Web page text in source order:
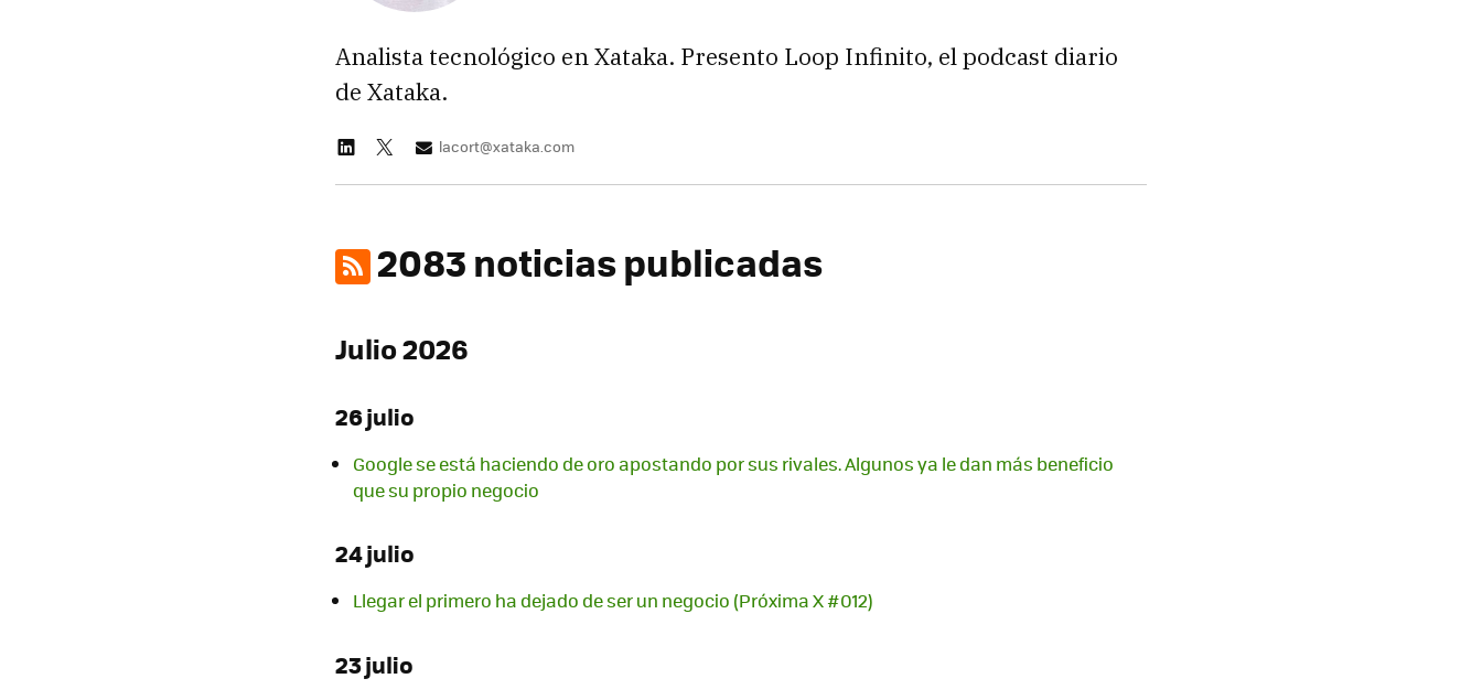
Analista tecnológico en Xataka. Presento Loop Infinito, el podcast diario
de Xataka.
lacort@xataka.com
2083 noticias publicadas
Julio 2026
26 julio
Google se está haciendo de oro apostando por sus rivales. Algunos ya le dan más beneficio
que su propio negocio
24 julio
Llegar el primero ha dejado de ser un negocio (Próxima X #012)
23 julio